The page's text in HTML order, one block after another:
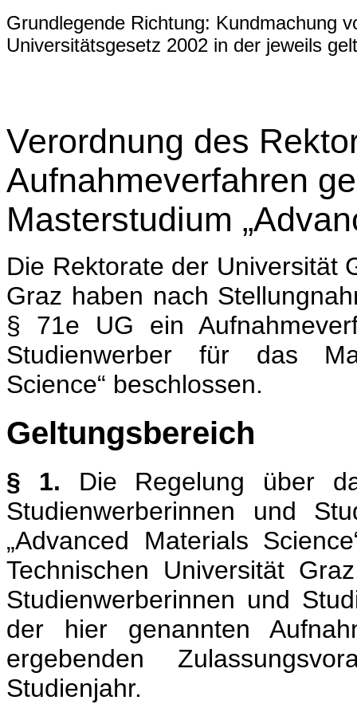
Grundlegende Richtung: Kundmachung
Universitätsgesetz 2002 in der jeweils
Verordnung des
Aufnahmeverfahren
Masterstudium
Die Rektorate der Universität
Graz haben nach
§ 71e UG ein
Studienwerber für das
Science“ beschlossen.
Geltungsbereich
§ 1. Die Regelung über
Studienwerberinnen und
„Advanced Materials
Technischen Universität
Studienwerberinnen und
der hier genannten
ergebenden
Studienjahr.